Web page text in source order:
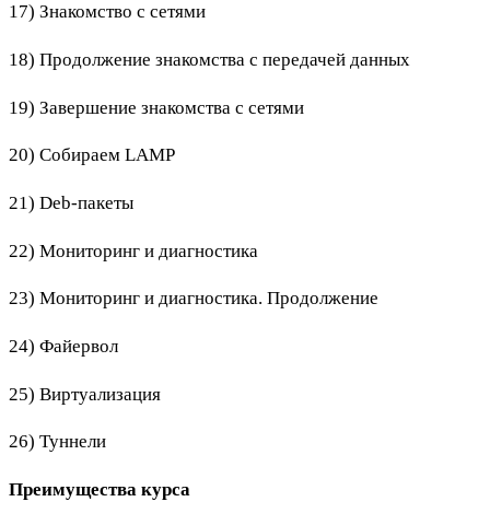
17) Знакомство с сетями
18) Продолжение знакомства с передачей данных
19) Завершение знакомства с сетями
20) Собираем LAMP
21) Deb-пакеты
22) Мониторинг и диагностика
23) Мониторинг и диагностика. Продолжение
24) Файервол
25) Виртуализация
26) Туннели
Преимущества курса